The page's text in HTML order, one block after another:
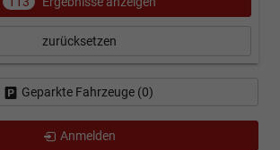
zurücksetzen
Geparkte Fahrzeuge (0)
Anmelden